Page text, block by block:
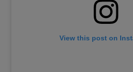
View this post on